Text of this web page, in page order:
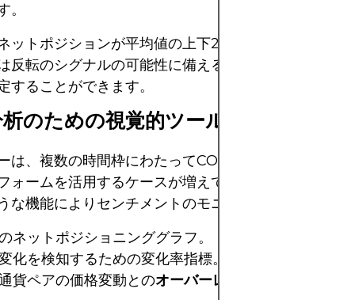
。
ットポジションが平均値の上下2標準偏差を超えた場
反転のシグナルの可能性に備える価値があるという
することができます。
のための視覚的ツール
は、複数の時間枠にわたってCOTデータを視覚化す
ォームを活用するケースが増えています。これらの
な機能によりセンチメントのモニタリングを支援し
ネットポジショニンググラフ。
化を検知するための変化率指標。
貨ペアの価格変動とのオーバーレイ比較